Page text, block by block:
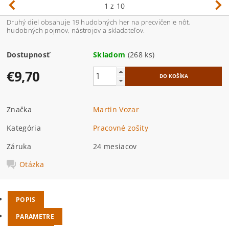
1 z 10
Druhý diel obsahuje 19 hudobných her na precvičenie nôt,
hudobných pojmov, nástrojov a skladateľov.
Dostupnosť Skladom (268 ks)
€9,70
Značka
Martin Vozar
Kategória
Pracovné zošity
Záruka
24 mesiacov
Otázka
POPIS
PARAMETRE